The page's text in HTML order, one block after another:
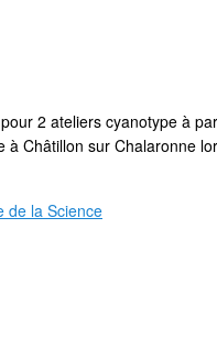
2 ateliers cyanotype à
à Châtillon sur Chalaronne
de la Science